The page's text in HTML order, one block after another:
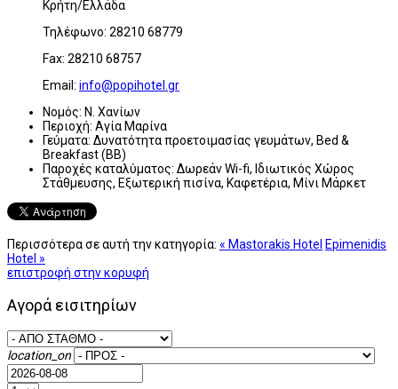
Κρήτη/Ελλάδα
Τηλέφωνο: 28210 68779
Fax: 28210 68757
Email: info@popihotel.gr
Νομός: Ν. Χανίων
Περιοχή: Αγία Μαρίνα
Γεύματα: Δυνατότητα προετοιμασίας γευμάτων, Bed &
Breakfast (BB)
Παροχές καταλύματος: Δωρεάν Wi-fi, Ιδιωτικός Χώρος
Στάθμευσης, Εξωτερική πισίνα, Καφετέρια, Μίνι Μάρκετ
Περισσότερα σε αυτή την κατηγορία: « Mastorakis Hotel Epimenidis
Hotel »
επιστροφή στην κορυφή
Αγορά εισιτηρίων
location_on